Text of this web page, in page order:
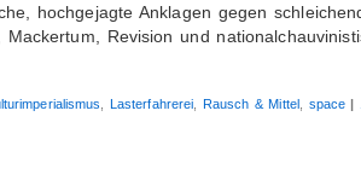
hochgejagte Anklagen gegen
Mackertum, Revision und
Lasterfahrerei Rausch & Mittel, space |